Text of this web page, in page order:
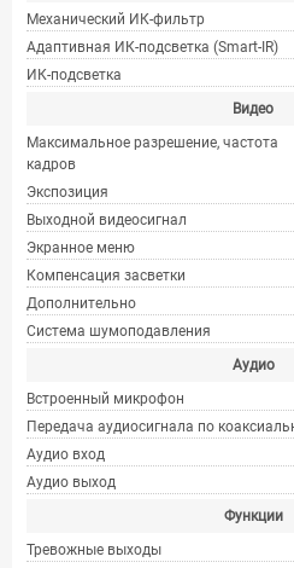
Механический ИК-фильтр
Адаптивная ИК-подсветка (Smart-IR)
ИК-подсветка
Видео
Максимальное разрешение, частота
кадров
Экспозиция
Выходной видеосигнал
Экранное меню
Компенсация засветки
Дополнительно
Система шумоподавления
Аудио
Встроенный микрофон
Передача аудиосигнала по
Аудио вход
Аудио выход
Функции
Тревожные выходы